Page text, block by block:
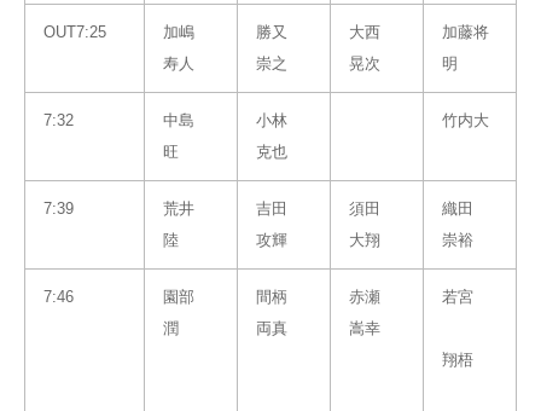
OUT7:25
加嶋
寿人
勝又
崇之
大西
晃次
加藤将
明
7:32
中島
旺
小林
克也
竹内大
7:39
荒井
陸
吉田
攻輝
須田
大翔
織田
崇裕
7:46
園部
潤
間柄
両真
赤瀬
嵩幸
若宮
翔梧